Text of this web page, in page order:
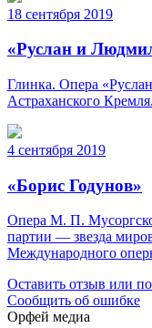
18 сентября 2019
«Руслан и
Глинка. Опера
Астраханского Кремля.
4 сентября 2019
«Борис Годунов»
Опера М. П.
партии — звезда
Международного
Оставить отзыв или
Сообщить об ошибке
Орфей медиа